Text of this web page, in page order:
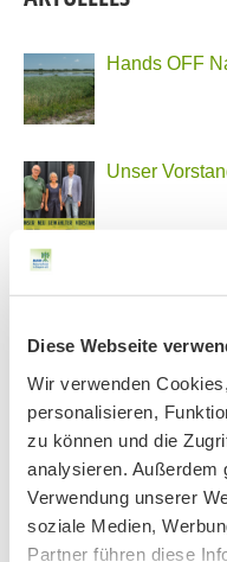
Diese Webseite
Wir verwenden
personalisieren,
zu können und die
analysieren. Außerdem
Verwendung unserer
soziale Medien,
Partner führen diese
Hands OFF
Unser
Neue Bio
Ankündigung
2026